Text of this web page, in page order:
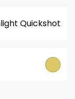
Quickshot